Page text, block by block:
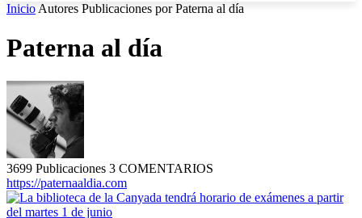
Inicio Autores Publicaciones por Paterna al día
Paterna al día
3699 Publicaciones 3 COMENTARIOS
https://paternaaldia.com